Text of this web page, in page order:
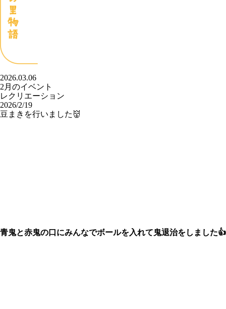
2026.03.06
2月のイベント
レクリエーション
2026/2/19
豆まきを行いました👹
青鬼と赤鬼の口にみんなでボールを入れて鬼退治をしました👍